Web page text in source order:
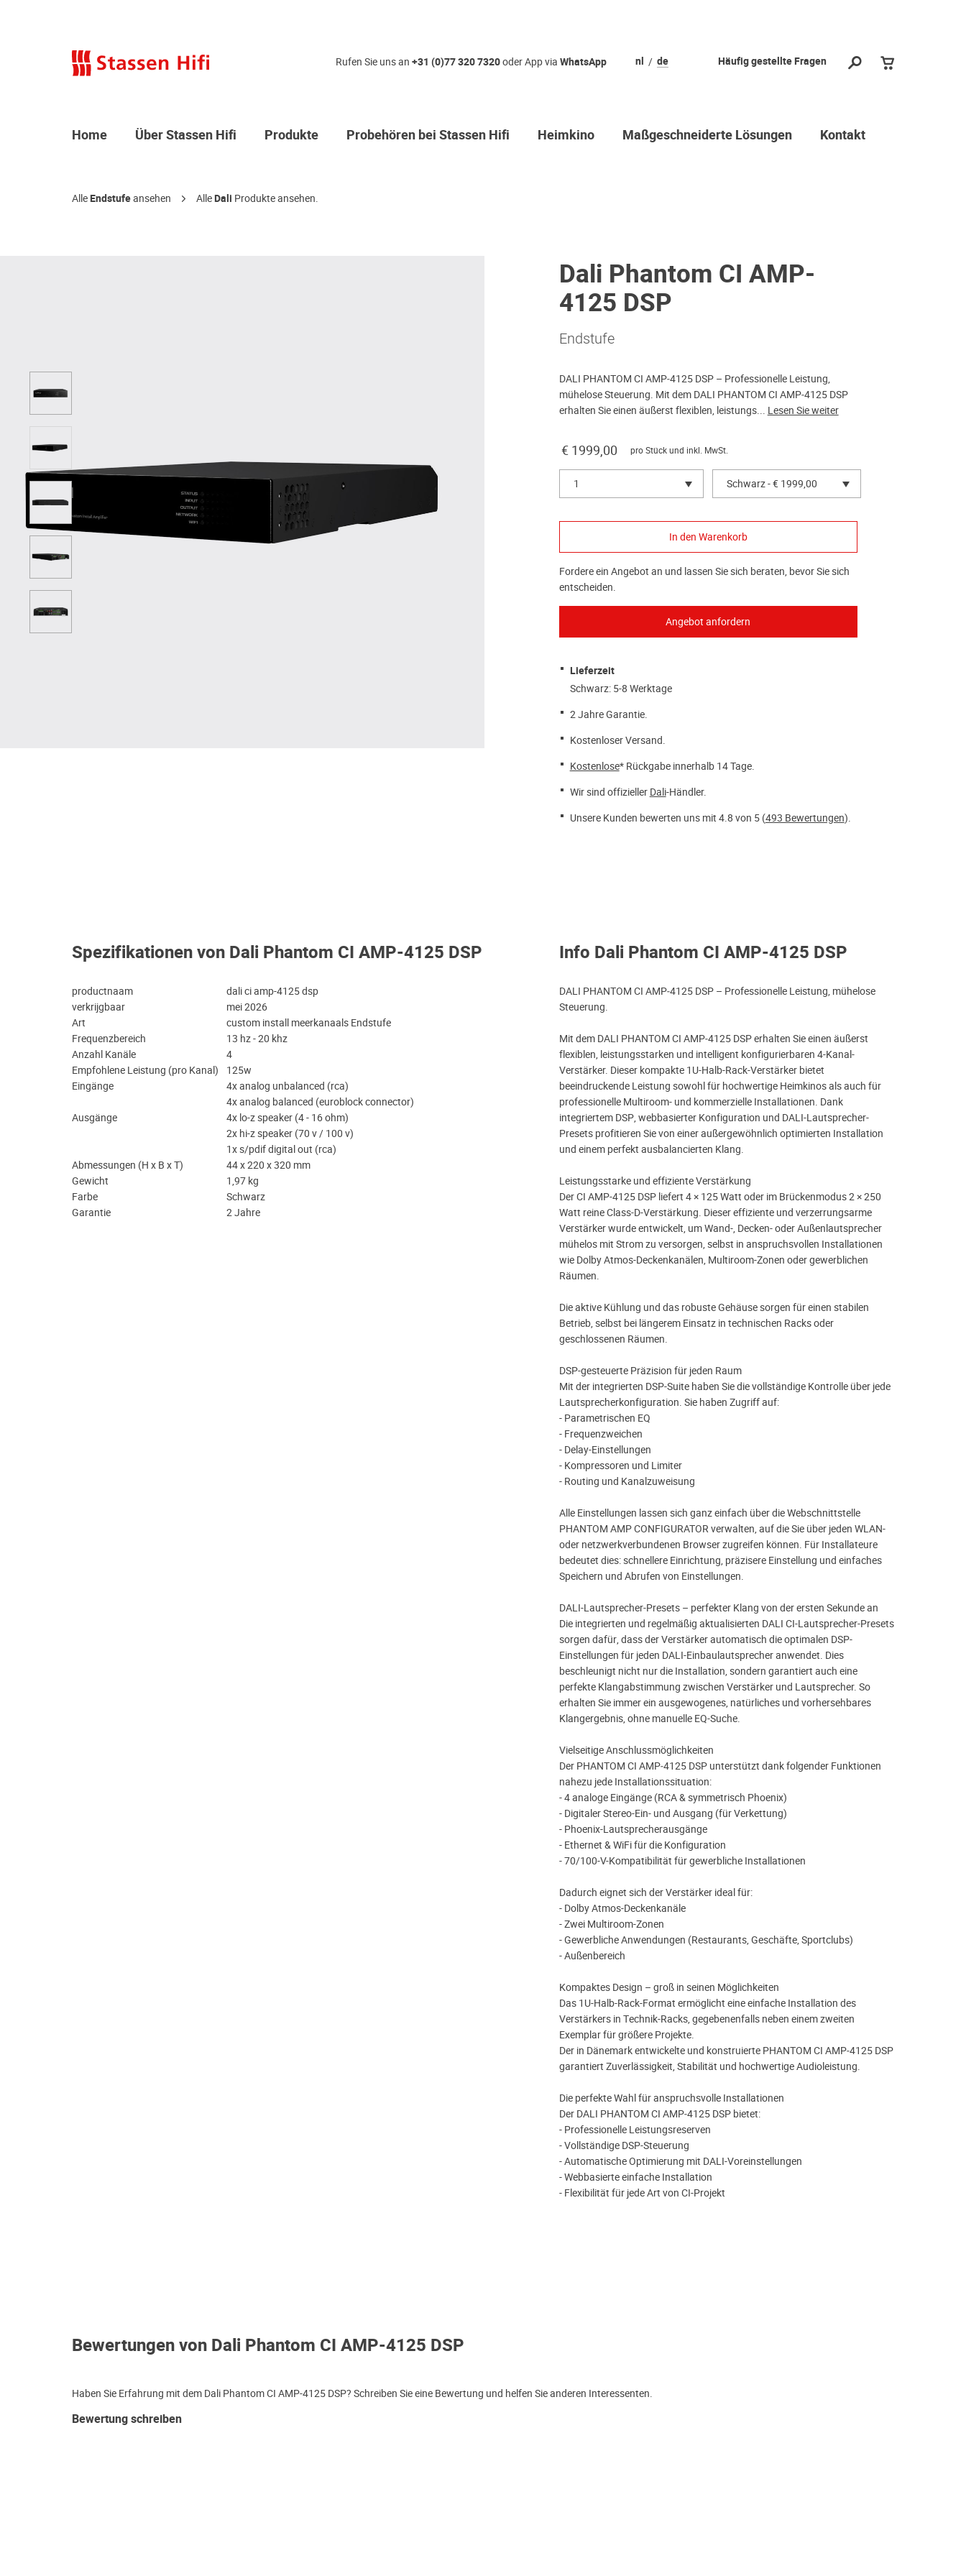
Häufig gestellte Fragen
nl de
Rufen Sie uns an +31 (0)77 320 7320oder App via WhatsApp
Home Über Stassen Hifi Produkte Probehören bei Stassen Hifi Heimkino Maßgeschneiderte Lösungen Kontakt
AlleEndstufeansehen AlleDali Produkte ansehen.
Dali Phantom CI AMP-
4125 DSP
Endstufe
DALI PHANTOM CI AMP‑4125 DSP – Professionelle Leistung,
mühelose Steuerung. Mit dem DALI PHANTOM CI AMP‑4125 DSP
erhalten Sie einen äußerst flexiblen, leistungs... Lesen Sie weiter
€ 1999,00 pro Stück und inkl. MwSt.
1 Schwarz - € 1999,00
Fordere ein Angebot an und lassen Sie sich beraten, bevor Sie sich
entscheiden.
Lieferzeit
Schwarz: 5-8 Werktage
2 Jahre Garantie.
Kostenloser Versand.
Kostenlose* Rückgabe innerhalb 14 Tage.
Wir sind offizieller Dali-Händler.
Unsere Kunden bewerten uns mit 4.8 von 5 (493 Bewertungen).
Spezifikationen von Dali Phantom CI AMP-4125 DSP
productnaam
dali ci amp-4125 dsp
verkrijgbaar
mei 2026
Art
custom install meerkanaals Endstufe
Frequenzbereich
13 hz - 20 khz
Anzahl Kanäle
4
Empfohlene Leistung (pro Kanal)
125w
Eingänge
4x analog unbalanced (rca)
4x analog balanced (euroblock connector)
Ausgänge
4x lo-z speaker (4 - 16 ohm)
2x hi-z speaker (70 v / 100 v)
1x s/pdif digital out (rca)
Abmessungen (H x B x T)
44 x 220 x 320 mm
Gewicht
1,97 kg
Farbe
Schwarz
Garantie
2 Jahre
Info Dali Phantom CI AMP-4125 DSP
DALI PHANTOM CI AMP‑4125 DSP – Professionelle Leistung, mühelose
Steuerung.
Mit dem DALI PHANTOM CI AMP‑4125 DSP erhalten Sie einen äußerst
flexiblen, leistungsstarken und intelligent konfigurierbaren 4-Kanal-
Verstärker. Dieser kompakte 1U-Halb-Rack-Verstärker bietet
beeindruckende Leistung sowohl für hochwertige Heimkinos als auch für
professionelle Multiroom- und kommerzielle Installationen. Dank
integriertem DSP, webbasierter Konfiguration und DALI-Lautsprecher-
Presets profitieren Sie von einer außergewöhnlich optimierten Installation
und einem perfekt ausbalancierten Klang.
Leistungsstarke und effiziente Verstärkung
Der CI AMP-4125 DSP liefert 4 × 125 Watt oder im Brückenmodus 2 × 250
Watt reine Class-D-Verstärkung. Dieser effiziente und verzerrungsarme
Verstärker wurde entwickelt, um Wand-, Decken- oder Außenlautsprecher
mühelos mit Strom zu versorgen, selbst in anspruchsvollen Installationen
wie Dolby Atmos-Deckenkanälen, Multiroom-Zonen oder gewerblichen
Räumen.
Die aktive Kühlung und das robuste Gehäuse sorgen für einen stabilen
Betrieb, selbst bei längerem Einsatz in technischen Racks oder
geschlossenen Räumen.
DSP-gesteuerte Präzision für jeden Raum
Mit der integrierten DSP-Suite haben Sie die vollständige Kontrolle über jede
Lautsprecherkonfiguration. Sie haben Zugriff auf:
- Parametrischen EQ
- Frequenzweichen
- Delay-Einstellungen
- Kompressoren und Limiter
- Routing und Kanalzuweisung
Alle Einstellungen lassen sich ganz einfach über die Webschnittstelle
PHANTOM AMP CONFIGURATOR verwalten, auf die Sie über jeden WLAN-
oder netzwerkverbundenen Browser zugreifen können. Für Installateure
bedeutet dies: schnellere Einrichtung, präzisere Einstellung und einfaches
Speichern und Abrufen von Einstellungen.
DALI-Lautsprecher-Presets – perfekter Klang von der ersten Sekunde an
Die integrierten und regelmäßig aktualisierten DALI CI-Lautsprecher-Presets
sorgen dafür, dass der Verstärker automatisch die optimalen DSP-
Einstellungen für jeden DALI-Einbaulautsprecher anwendet. Dies
beschleunigt nicht nur die Installation, sondern garantiert auch eine
perfekte Klangabstimmung zwischen Verstärker und Lautsprecher. So
erhalten Sie immer ein ausgewogenes, natürliches und vorhersehbares
Klangergebnis, ohne manuelle EQ-Suche.
Vielseitige Anschlussmöglichkeiten
Der PHANTOM CI AMP‑4125 DSP unterstützt dank folgender Funktionen
nahezu jede Installationssituation:
- 4 analoge Eingänge (RCA & symmetrisch Phoenix)
- Digitaler Stereo-Ein- und Ausgang (für Verkettung)
- Phoenix-Lautsprecherausgänge
- Ethernet & WiFi für die Konfiguration
- 70/100-V-Kompatibilität für gewerbliche Installationen
Dadurch eignet sich der Verstärker ideal für:
- Dolby Atmos-Deckenkanäle
- Zwei Multiroom-Zonen
- Gewerbliche Anwendungen (Restaurants, Geschäfte, Sportclubs)
- Außenbereich
Kompaktes Design – groß in seinen Möglichkeiten
Das 1U-Halb-Rack-Format ermöglicht eine einfache Installation des
Verstärkers in Technik-Racks, gegebenenfalls neben einem zweiten
Exemplar für größere Projekte.
Der in Dänemark entwickelte und konstruierte PHANTOM CI AMP‑4125 DSP
garantiert Zuverlässigkeit, Stabilität und hochwertige Audioleistung.
Die perfekte Wahl für anspruchsvolle Installationen
Der DALI PHANTOM CI AMP‑4125 DSP bietet:
- Professionelle Leistungsreserven
- Vollständige DSP-Steuerung
- Automatische Optimierung mit DALI-Voreinstellungen
- Webbasierte einfache Installation
- Flexibilität für jede Art von CI-Projekt
Bewertungen von Dali Phantom CI AMP-4125 DSP
Haben Sie Erfahrung mit dem Dali Phantom CI AMP-4125 DSP? Schreiben Sie eine Bewertung und helfen Sie anderen Interessenten.
Bewertung schreiben